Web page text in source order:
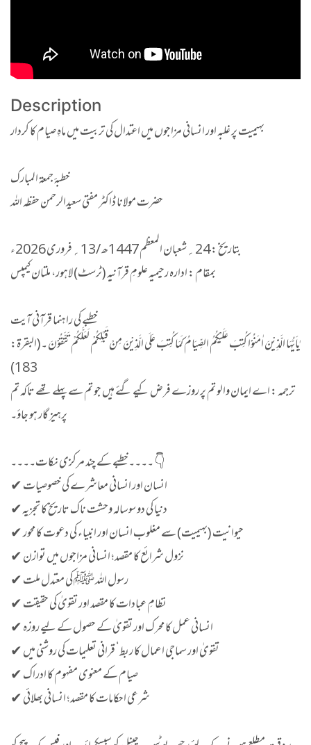
Description
بہیمیت پر غلبہ اور انسانی مزاجوں میں اعتدال کی تربیت میں ماہِ صیام کا کردار
خطبۂ جمعۃ المبارک
حضرت مولانا ڈاکٹر مفتی سعیدالرحمن حفظہ اللہ
بتاریخ : 24؍شعبان المعظم 1447ھ /13؍فروری 2026ء
بمقام : ادارہ رحیمیہ علومِ قرآنیہ (ٹرسٹ) لاہور، ملتان کیمپس
خطبے کی راہنما قرآنی آیت
یٰاَیُّهَا الَّذِیْنَ اٰمَنُوْا كُتِبَ عَلَیْكُمُ الصِّیَامُ كَمَا كُتِبَ عَلَى الَّذِیْنَ مِنْ قَبْلِكُمْ لَعَلَّكُمْ تَتَّقُوْنَ ۔(البقرۃ:
183)
ترجمہ : اے ایمان والو تم پر روزے فرض کیے گئے ہیں جو تم سے پہلے تھے تاکہ تم
پرہیز گار ہو جاؤ۔
۔۔۔۔خطبے کے چند مرکزی نکات۔۔۔۔ 👇
✔ انسان اور انسانی معاشرے کی خصوصیات
✔دنیا کی دو سوسالہ وحشت ناک تاریخ کا تجزیہ
✔ حیوانیت (بہیمیت) سے مغلوب انسان اور انبیاء کی دعوت کا محور
✔ نزول شرائع کا مقصد؛ انسانی مزاجوں میں توازن
✔ رسول اللہ ﷺ کی معتدل ملت
✔ نظامِ عبادات کا مقصد اور تقویٰ کی حقیقت
✔ انسانی عمل کا محرک اور تقویٰ کے حصول کے لیے روزہ
✔ تقویٰ اور سماجی اعمال کا ربط‘ قرانی تعلیمات کی روشنی میں
✔ صیام کے معنوی مفہوم کا ادراک
✔ شرعی احکامات کا مقصد؛ انسانی بھلائی